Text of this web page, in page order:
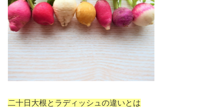
二十日大根とラディッシュの違いとは